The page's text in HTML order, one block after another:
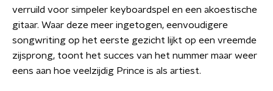
verruild voor simpeler keyboardspel en een akoestische
gitaar. Waar deze meer ingetogen, eenvoudigere
songwriting op het eerste gezicht lijkt op een vreemde
zijsprong, toont het succes van het nummer maar weer
eens aan hoe veelzijdig Prince is als artiest.